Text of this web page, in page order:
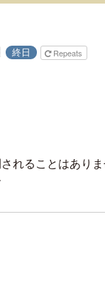
終日
Repeats
れることはありま